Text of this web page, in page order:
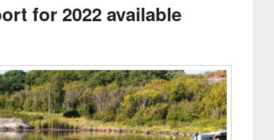
for 2022 available